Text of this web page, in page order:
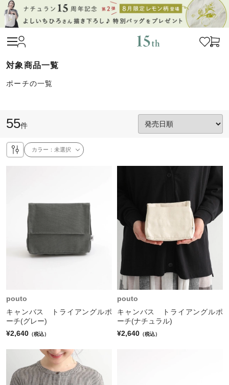
ポーチの一覧
55件
カラー：未選択
pouto
キャンバス トライアングルポ
ーチ(グレー)
¥2,640 （税込）
pouto
キャンバス トライアングルポ
ーチ(ナチュラル)
¥2,640 （税込）